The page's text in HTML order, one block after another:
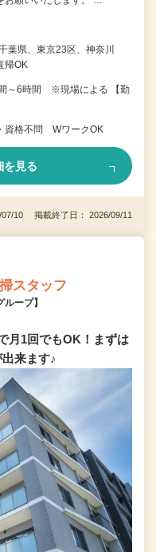
葉県、東京23区、神奈川
帰OK
～6時間 ※現場による 【勤
資格不問 WワークOK
を見る
07/10 掲載終了日： 2026/09/11
スタッフ
ープ】
月1回でもOK！まずは
来ます♪